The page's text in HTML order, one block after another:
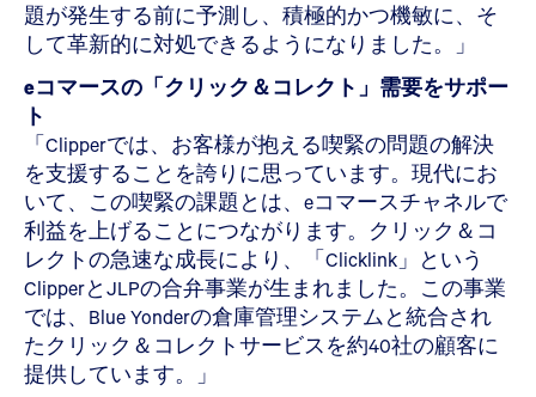
題が発生する前に予測し、積極的かつ機敏に、そ
して革新的に対処できるようになりました。」
eコマースの「クリック＆コレクト」需要をサポー
ト
「Clipperでは、お客様が抱える喫緊の問題の解決
を支援することを誇りに思っています。現代にお
いて、この喫緊の課題とは、eコマースチャネルで
利益を上げることにつながります。クリック＆コ
レクトの急速な成長により、「Clicklink」という
ClipperとJLPの合弁事業が生まれました。この事業
では、Blue Yonderの倉庫管理システムと統合され
たクリック＆コレクトサービスを約40社の顧客に
提供しています。」